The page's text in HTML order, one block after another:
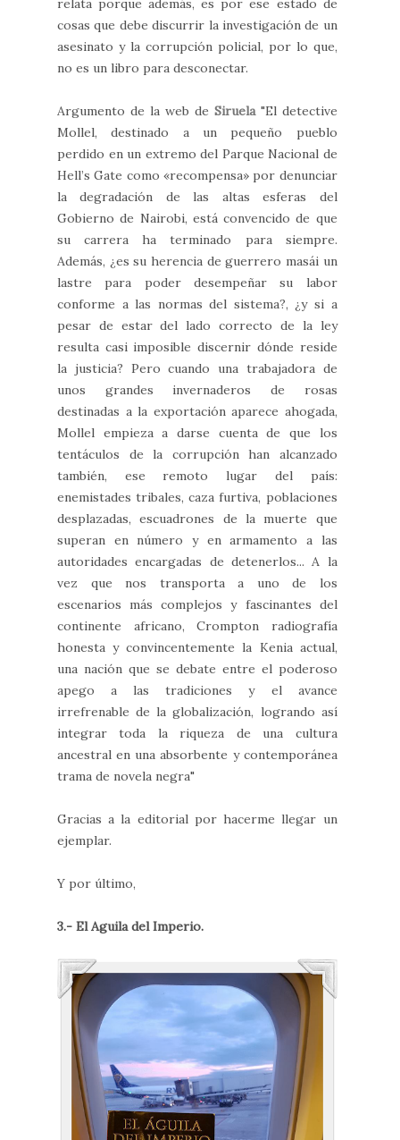
relata porque además, es por ese estado de
cosas que debe discurrir la investigación de un
asesinato y la corrupción policial, por lo que,
no es un libro para desconectar.
Argumento de la web de Siruela"El detective
Mollel, destinado a un pequeño pueblo
perdido en un extremo del Parque Nacional de
Hell’s Gate como «recompensa» por denunciar
la degradación de las altas esferas del
Gobierno de Nairobi, está convencido de que
su carrera ha terminado para siempre.
Además, ¿es su herencia de guerrero masái un
lastre para poder desempeñar su labor
conforme a las normas del sistema?, ¿y si a
pesar de estar del lado correcto de la ley
resulta casi imposible discernir dónde reside
la justicia? Pero cuando una trabajadora de
unos grandes invernaderos de rosas
destinadas a la exportación aparece ahogada,
Mollel empieza a darse cuenta de que los
tentáculos de la corrupción han alcanzado
también, ese remoto lugar del país:
enemistades tribales, caza furtiva, poblaciones
desplazadas, escuadrones de la muerte que
superan en número y en armamento a las
autoridades encargadas de detenerlos... A la
vez que nos transporta a uno de los
escenarios más complejos y fascinantes del
continente africano, Crompton radiografía
honesta y convincentemente la Kenia actual,
una nación que se debate entre el poderoso
apego a las tradiciones y el avance
irrefrenable de la globalización, logrando así
integrar toda la riqueza de una cultura
ancestral en una absorbente y contemporánea
trama de novela negra"
Gracias a la editorial por hacerme llegar un
ejemplar.
Y por último,
3.- El Aguila del Imperio.